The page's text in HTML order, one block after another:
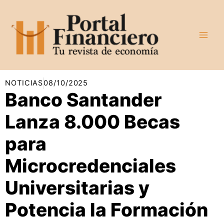
contenido
NOTICIAS08/10/2025
Banco Santander
Lanza 8.000 Becas
para
Microcredenciales
Universitarias y
Potencia la Formación